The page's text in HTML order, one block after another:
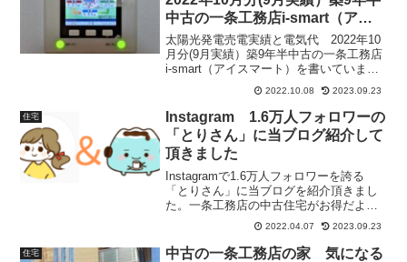
中古の一条工務店i-smart（アイ
スマート）
太陽光発電売電実績と電気代 2022年10
月分(9月実績）築9年半中古の一条工務店
i-smart（アイスマート）を書いていま
す。電気代が上がっておりなかなか厳し
いですがなんとか抑えています。
2022.10.08 2023.09.23
住宅
Instagram 1.6万人フォロワーの
「とりさん」に当ブログ紹介して
頂きました
Instagramで1.6万人フォロワーを誇る
「とりさん」に当ブログを紹介頂きまし
た。一条工務店の中古住宅がお得だよと
いう内容で当ブログを紹介頂いていま
2022.04.07 2023.09.23
住宅
中古の一条工務店の家 気になる